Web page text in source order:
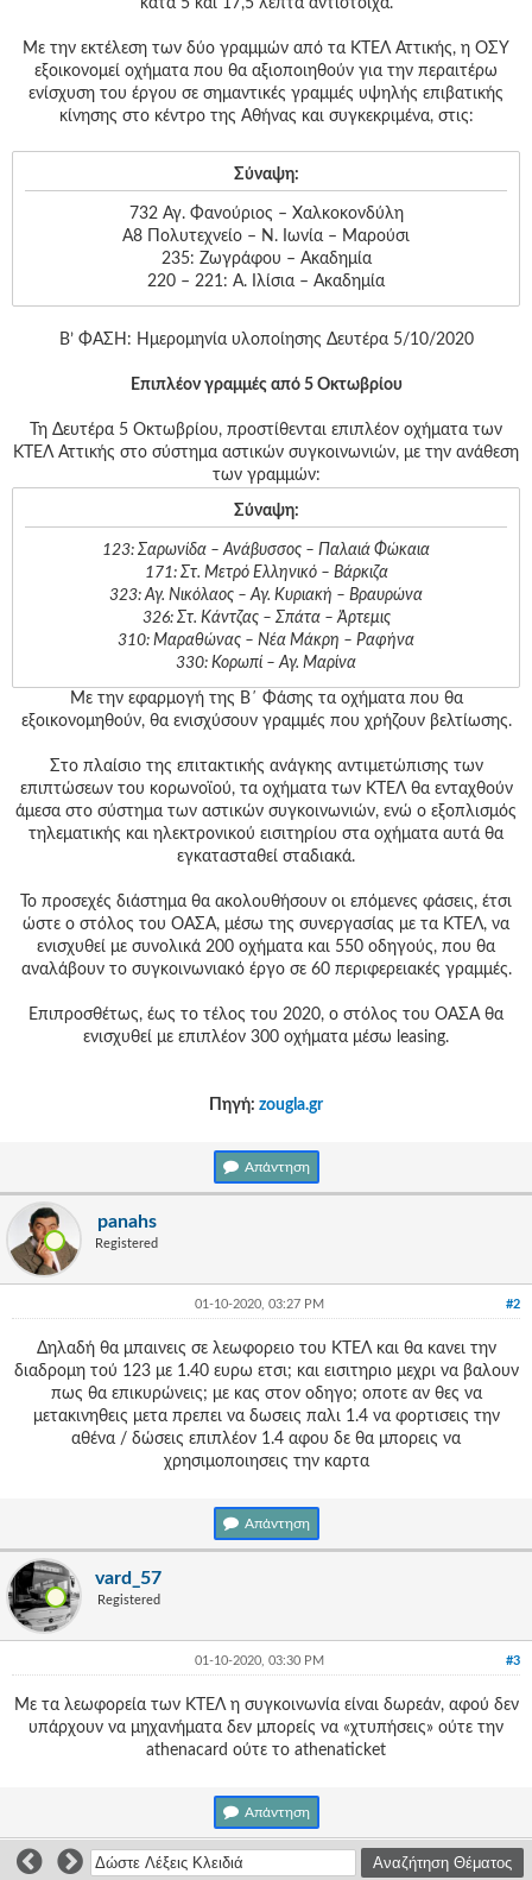
Με την εκτέλεση των δύο γραμμών από τα ΚΤΕΛ Αττικής, η ΟΣΥ
εξοικονομεί οχήματα που θα αξιοποιηθούν για την περαιτέρω
ενίσχυση του έργου σε σημαντικές γραμμές υψηλής επιβατικής
κίνησης στο κέντρο της Αθήνας και συγκεκριμένα, στις:
Σύναψη:
732 Αγ. Φανούριος – Χαλκοκονδύλη
Α8 Πολυτεχνείο – Ν. Ιωνία – Μαρούσι
235: Ζωγράφου – Ακαδημία
220 – 221: Α. Ιλίσια – Ακαδημία
Β’ ΦΑΣΗ: Ημερομηνία υλοποίησης Δευτέρα 5/10/2020
Επιπλέον γραμμές από 5 Οκτωβρίου
Τη Δευτέρα 5 Οκτωβρίου, προστίθενται επιπλέον οχήματα των
ΚΤΕΛ Αττικής στο σύστημα αστικών συγκοινωνιών, με την ανάθεση
των γραμμών:
Σύναψη:
123: Σαρωνίδα – Ανάβυσσος – Παλαιά Φώκαια
171: Στ. Μετρό Ελληνικό – Βάρκιζα
323: Αγ. Νικόλαος – Αγ. Κυριακή – Βραυρώνα
326: Στ. Κάντζας – Σπάτα – Άρτεμις
310: Μαραθώνας – Νέα Μάκρη – Ραφήνα
330: Κορωπί – Αγ. Μαρίνα
Με την εφαρμογή της Β΄ Φάσης τα οχήματα που θα
εξοικονομηθούν, θα ενισχύσουν γραμμές που χρήζουν βελτίωσης.
Στο πλαίσιο της επιτακτικής ανάγκης αντιμετώπισης των
επιπτώσεων του κορωνοϊού, τα οχήματα των ΚΤΕΛ θα ενταχθούν
άμεσα στο σύστημα των αστικών συγκοινωνιών, ενώ ο εξοπλισμός
τηλεματικής και ηλεκτρονικού εισιτηρίου στα οχήματα αυτά θα
εγκατασταθεί σταδιακά.
Το προσεχές διάστημα θα ακολουθήσουν οι επόμενες φάσεις, έτσι
ώστε ο στόλος του ΟΑΣΑ, μέσω της συνεργασίας με τα ΚΤΕΛ, να
ενισχυθεί με συνολικά 200 οχήματα και 550 οδηγούς, που θα
αναλάβουν το συγκοινωνιακό έργο σε 60 περιφερειακές γραμμές.
Επιπροσθέτως, έως το τέλος του 2020, ο στόλος του ΟΑΣΑ θα
ενισχυθεί με επιπλέον 300 οχήματα μέσω leasing.
Πηγή: zougla.gr
Απάντηση
panahs
Registered
#2
01-10-2020, 03:27 PM
Δηλαδή θα μπαινεις σε λεωφορειο του ΚΤΕΛ και θα κανει την
διαδρομη τού 123 με 1.40 ευρω ετσι; και εισιτηριο μεχρι να βαλουν
πως θα επικυρώνεις; με κας στον οδηγο; οποτε αν θες να
μετακινηθεις μετα πρεπει να δωσεις παλι 1.4 να φορτισεις την
αθένα / δώσεις επιπλέον 1.4 αφου δε θα μπορεις να
χρησιμοποιησεις την καρτα
Απάντηση
vard_57
Registered
#3
01-10-2020, 03:30 PM
Με τα λεωφορεία των ΚΤΕΛ η συγκοινωνία είναι δωρεάν, αφού δεν
υπάρχουν να μηχανήματα δεν μπορείς να «χτυπήσεις» ούτε την
athenacard ούτε το athenaticket
Απάντηση